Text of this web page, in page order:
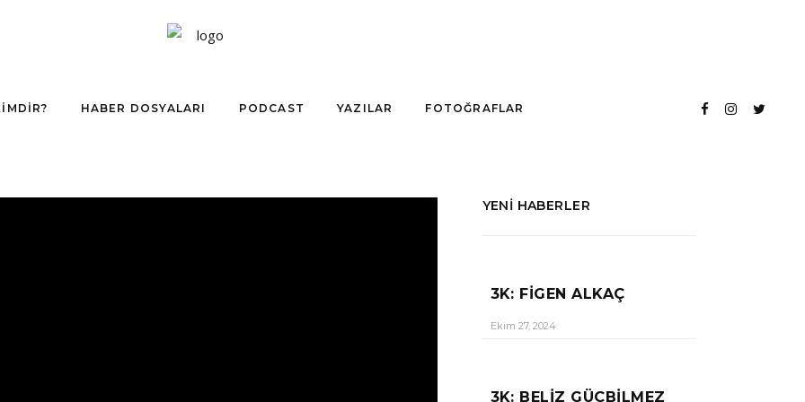
HABER DOSYALARI PODCAST YAZILAR FOTOĞRAFLAR
YENI HABERLER
3K: FIGEN ALKAÇ
Ekim 27, 2024
3K: BELIZ GÜÇBILMEZ